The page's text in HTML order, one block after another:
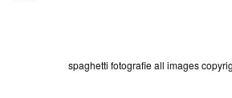
spaghetti fotografie all images